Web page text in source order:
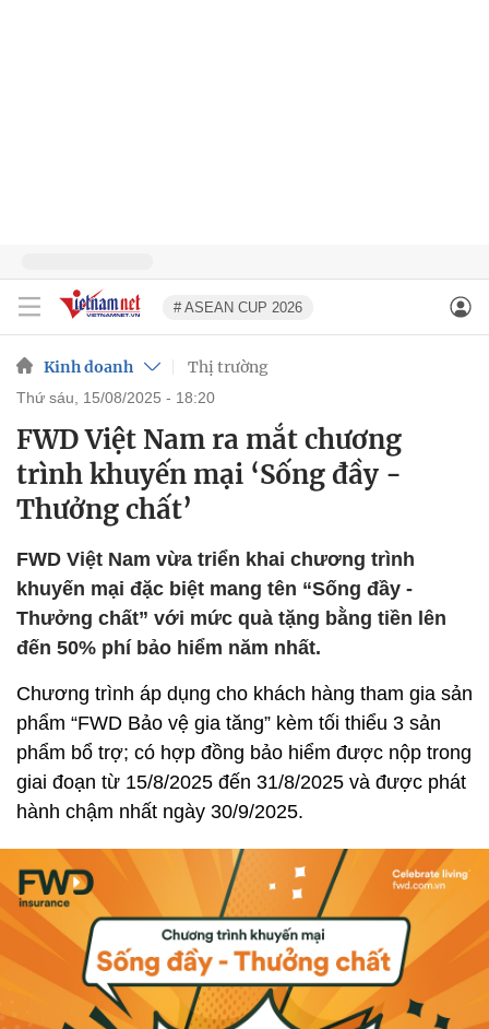
# ASEAN CUP 2026
Kinh doanh Thị trường
thứ sáu, 15/08/2025 - 18:20
FWD Việt Nam ra mắt chương
trình khuyến mại ‘Sống đầy -
Thưởng chất’
FWD Việt Nam vừa triển khai chương trình
khuyến mại đặc biệt mang tên “Sống đầy -
Thưởng chất” với mức quà tặng bằng tiền lên
đến 50% phí bảo hiểm năm nhất.
Chương trình áp dụng cho khách hàng tham gia sản
phẩm “FWD Bảo vệ gia tăng” kèm tối thiểu 3 sản
phẩm bổ trợ; có hợp đồng bảo hiểm được nộp trong
giai đoạn từ 15/8/2025 đến 31/8/2025 và được phát
hành chậm nhất ngày 30/9/2025.